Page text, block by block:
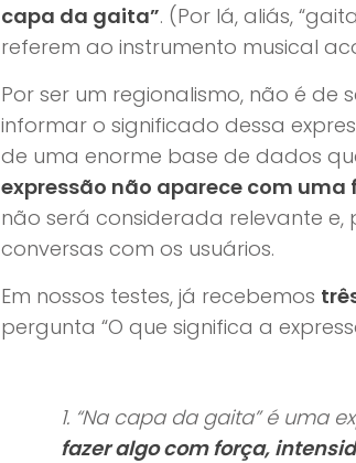
capa da gaita”. (Por lá, aliás,
referem ao instrumento musical
Por ser um regionalismo, não é de
informar o significado dessa
de uma enorme base de dados
expressão não aparece com uma
não será considerada relevante
conversas com os usuários.
Em nossos testes, já recebemos
pergunta “O que significa a
1. “Na capa da gaita” é uma
fazer algo com força,